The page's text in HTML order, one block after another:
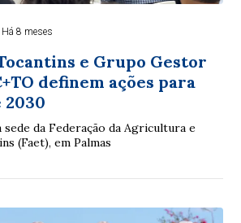
Há 8 meses
e Grupo Gestor
definem ações para
2030
da Federação da Agricultura e
(Faet), em Palmas